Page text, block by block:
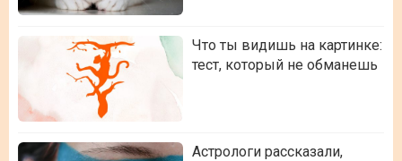
Что ты видишь на картинке:
тест, который не обманешь
Астрологи рассказали,